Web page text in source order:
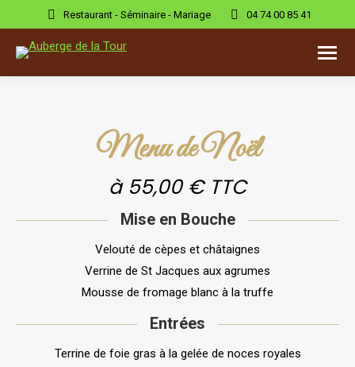
Restaurant - Séminaire - Mariage 04 74 00 85 41
Menu de Noël
à 55,00 € TTC
Mise en Bouche
Velouté de cèpes et châtaignes
Verrine de St Jacques aux agrumes
Mousse de fromage blanc à la truffe
Entrées
Terrine de foie gras à la gelée de noces royales